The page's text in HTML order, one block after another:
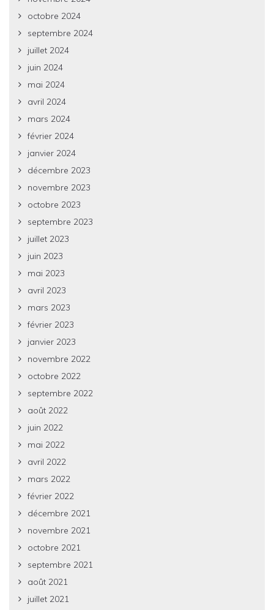
octobre 2024
septembre 2024
juillet 2024
juin 2024
mai 2024
avril 2024
mars 2024
février 2024
janvier 2024
décembre 2023
novembre 2023
octobre 2023
septembre 2023
juillet 2023
juin 2023
mai 2023
avril 2023
mars 2023
février 2023
janvier 2023
novembre 2022
octobre 2022
septembre 2022
août 2022
juin 2022
mai 2022
avril 2022
mars 2022
février 2022
décembre 2021
novembre 2021
octobre 2021
septembre 2021
août 2021
juillet 2021